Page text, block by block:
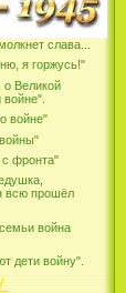
слава...
я горжусь!"
Великой
войне"
фронта"
всю прошёл
война
дети войну".